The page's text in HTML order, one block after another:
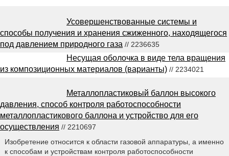
Усовершенствованные системы и
способы получения и хранения сжиженного, находящегося
под давлением природного газа // 2236635
Несущая оболочка в виде тела вращения
из композиционных материалов (варианты) // 2234021
Металлопластиковый баллон высокого
давления, способ контроля работоспособности
металлопластикового баллона и устройство для его
осуществления // 2210697
Изобретение относится к области газовой аппаратуры, а именно
к способам и устройствам контроля работоспособности